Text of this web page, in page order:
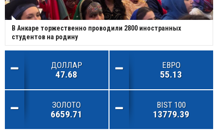
В Анкаре торжественно проводили 2800 иностранных
студентов на родину
ДОЛЛАР
47.68
ЕВРО
55.13
ЗОЛОТО
6659.71
BIST 100
13779.39